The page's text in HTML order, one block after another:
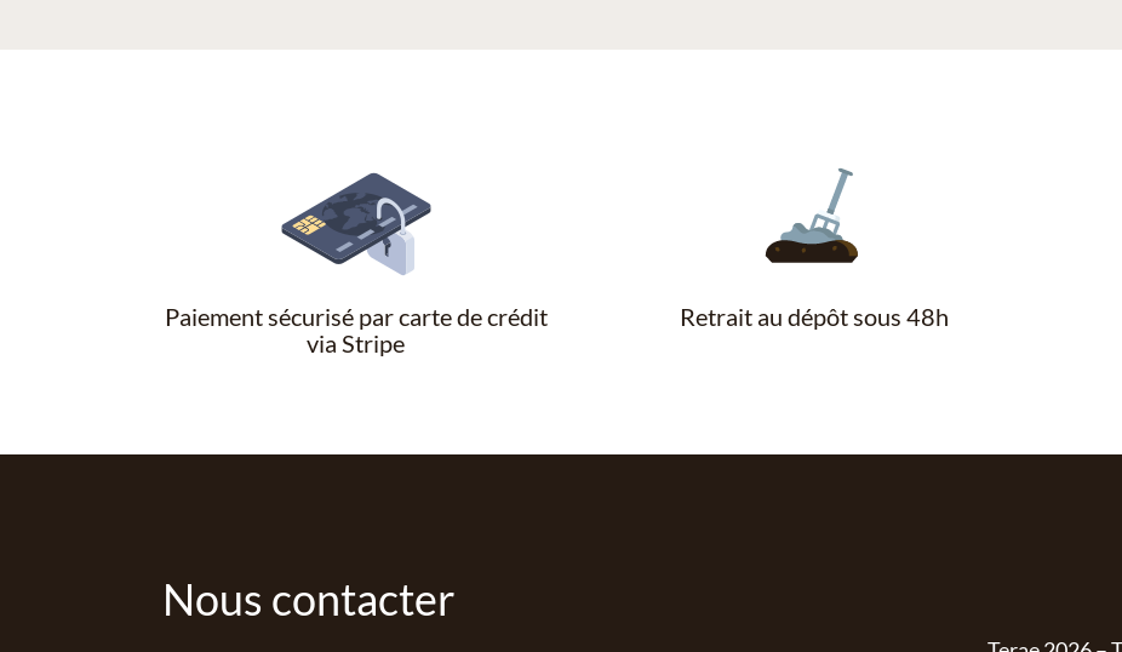
Paiement sécurisé par carte de crédit
via Stripe
Retrait au dépôt sous 48h
Nous contacter